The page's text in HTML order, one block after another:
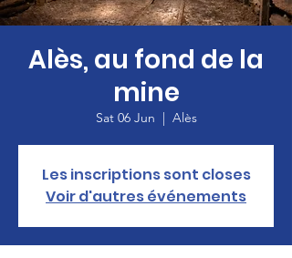
Alès, au fond de la
mine
Sat 06 Jun
  |
Alès
Les inscriptions sont closes
Voir d'autres événements